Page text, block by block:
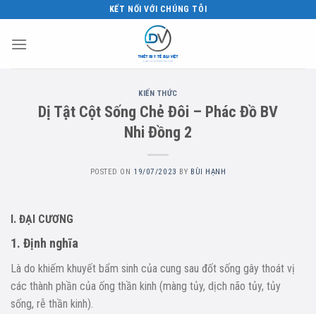
content
KẾT NỐI VỚI CHÚNG TÔI
KIẾN THỨC
Dị Tật Cột Sống Chẻ Đôi – Phác Đồ BV
Nhi Đồng 2
POSTED ON 19/07/2023 BY BÙI HẠNH
I. ĐẠI CƯƠNG
1. Định nghĩa
Là do khiếm khuyết bẩm sinh của cung sau đốt sống gây thoát vị
các thành phần của ống thần kinh (màng tủy, dịch não tủy, tủy
sống, rễ thần kinh).